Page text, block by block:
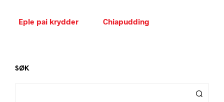
Eple pai krydder Chiapudding
SØK